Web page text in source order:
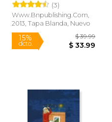
(3)
Www.bnpublishing.com,
2013, Tapa Blanda, Nuevo